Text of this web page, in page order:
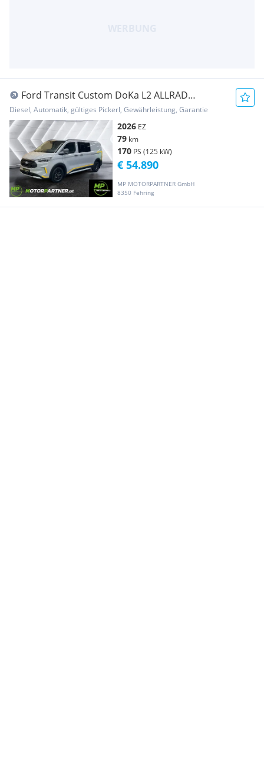
Ford Transit Custom DoKa L2 ALLRAD
**TRAIL** Matrix-LED Transporter /
Kastenwagen
Diesel, Automatik, gültiges Pickerl, Gewährleistung, Garantie
2026 EZ
79 km
170 PS (125 kW)
MP MOTORPARTNER GmbH
8350 Fehring
€ 54.890